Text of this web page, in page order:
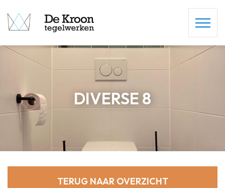
DIVERSE 8
TERUG NAAR OVERZICHT